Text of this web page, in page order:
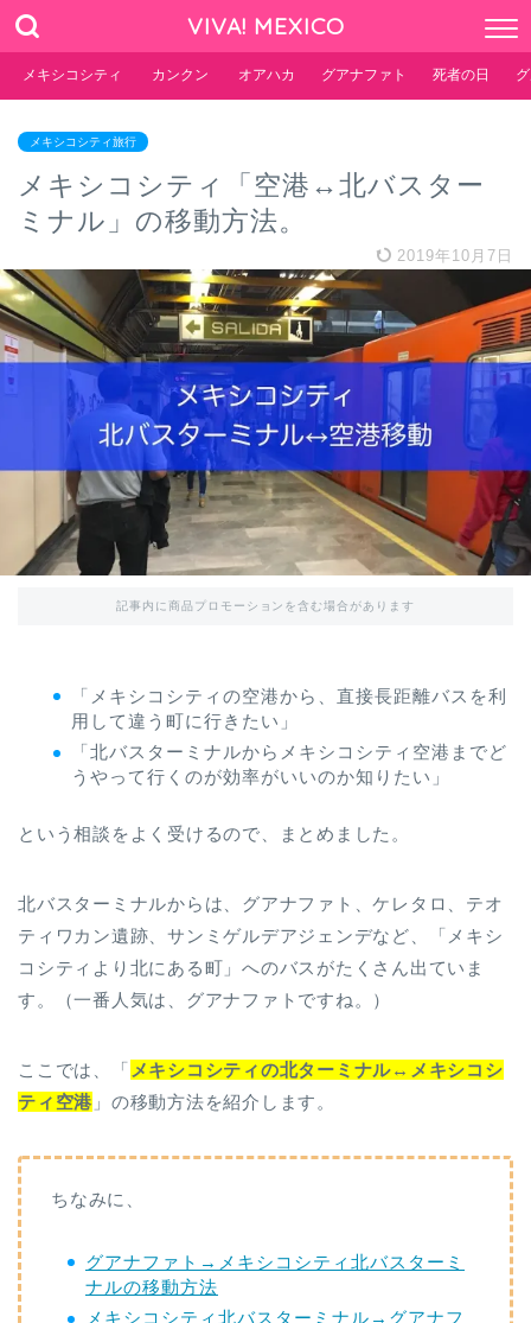
VIVA! MEXICO
メキシコシティ カンクン オアハカ グアナファト 死者の日
メキシコシティ旅行
メキシコシティ「空港↔︎北バスター
ミナル」の移動方法。
2019年10月7日
記事内に商品プロモーションを含む場合があります
「メキシコシティの空港から、直接長距離バスを利
用して違う町に行きたい」
「北バスターミナルからメキシコシティ空港までど
うやって行くのが効率がいいのか知りたい」
という相談をよく受けるので、まとめました。
北バスターミナルからは、グアナファト、ケレタロ、テオ
ティワカン遺跡、サンミゲルデアジェンデなど、「メキシ
コシティより北にある町」へのバスがたくさん出ていま
す。（一番人気は、グアナファトですね。）
ここでは、「 メキシコシティの北ターミナル↔︎メキシコシ
ティ空港 」の移動方法を紹介します。
ちなみに、
グアナファト→メキシコシティ北バスターミ
ナルの移動方法
メキシコシティ北バスターミナル→グアナフ